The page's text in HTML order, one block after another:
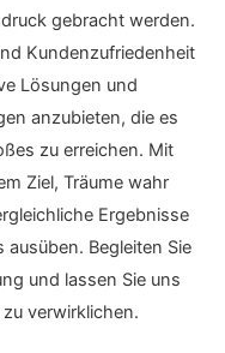
gebracht werden.
Kundenzufriedenheit
Lösungen und
anzubieten, die es
zu erreichen. Mit
Ziel, Träume wahr
Ergebnisse
Begleiten Sie
und lassen Sie uns
verwirklichen.